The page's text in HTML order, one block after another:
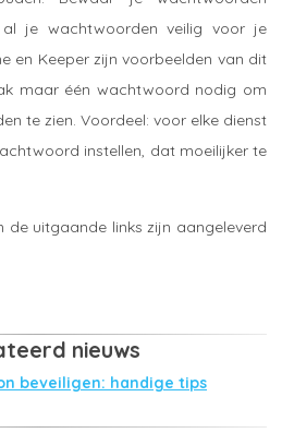
je wachtwoorden veilig voor je
en Keeper zijn voorbeelden van dit
maar één wachtwoord nodig om
te zien. Voordeel: voor elke dienst
instellen, dat moeilijker te
de uitgaande links zijn aangeleverd
nieuws
beveiligen: handige tips